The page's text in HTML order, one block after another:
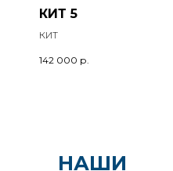
КИТ 5
КИТ
142 000 р.
НАШИ